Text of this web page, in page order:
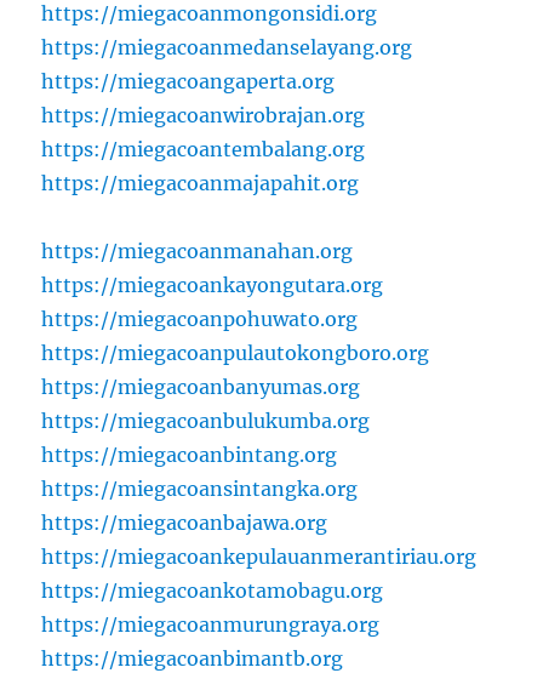
https://miegacoanmongonsidi.org
https://miegacoanmedanselayang.org
https://miegacoangaperta.org
https://miegacoanwirobrajan.org
https://miegacoantembalang.org
https://miegacoanmajapahit.org
https://miegacoanmanahan.org
https://miegacoankayongutara.org
https://miegacoanpohuwato.org
https://miegacoanpulautokongboro.org
https://miegacoanbanyumas.org
https://miegacoanbulukumba.org
https://miegacoanbintang.org
https://miegacoansintangka.org
https://miegacoanbajawa.org
https://miegacoankepulauanmerantiriau.org
https://miegacoankotamobagu.org
https://miegacoanmurungraya.org
https://miegacoanbimantb.org